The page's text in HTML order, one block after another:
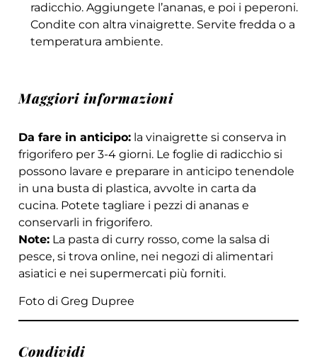
radicchio. Aggiungete l’ananas, e poi i peperoni.
Condite con altra vinaigrette. Servite fredda o a
temperatura ambiente.
Maggiori informazioni
Da fare in anticipo: la vinaigrette si conserva in
frigorifero per 3-4 giorni. Le foglie di radicchio si
possono lavare e preparare in anticipo tenendole
in una busta di plastica, avvolte in carta da
cucina. Potete tagliare i pezzi di ananas e
conservarli in frigorifero.
Note: La pasta di curry rosso, come la salsa di
pesce, si trova online, nei negozi di alimentari
asiatici e nei supermercati più forniti.
Foto di Greg Dupree
Condividi